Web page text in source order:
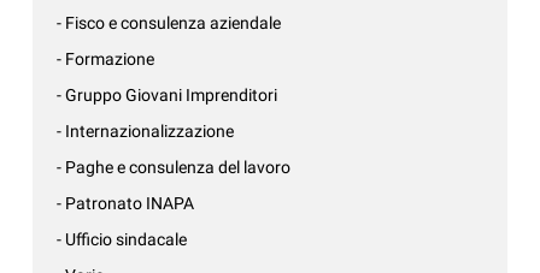
- Fisco e consulenza aziendale
- Formazione
- Gruppo Giovani Imprenditori
- Internazionalizzazione
- Paghe e consulenza del lavoro
- Patronato INAPA
- Ufficio sindacale